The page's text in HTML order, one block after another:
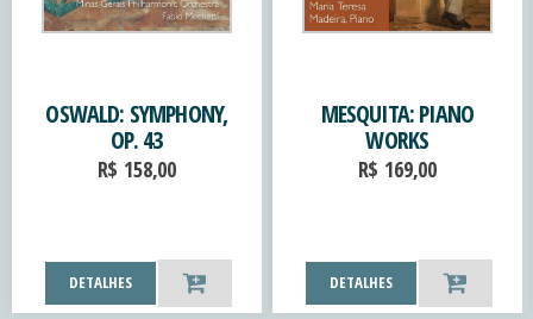
OSWALD: SYMPHONY,
OP. 43
R$ 158,00
DETALHES
MESQUITA: PIANO
WORKS
R$ 169,00
DETALHES